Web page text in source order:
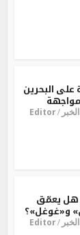
على البحرين
/
Editor
هل يعمّق
و«غوغل»؟
/
Editor